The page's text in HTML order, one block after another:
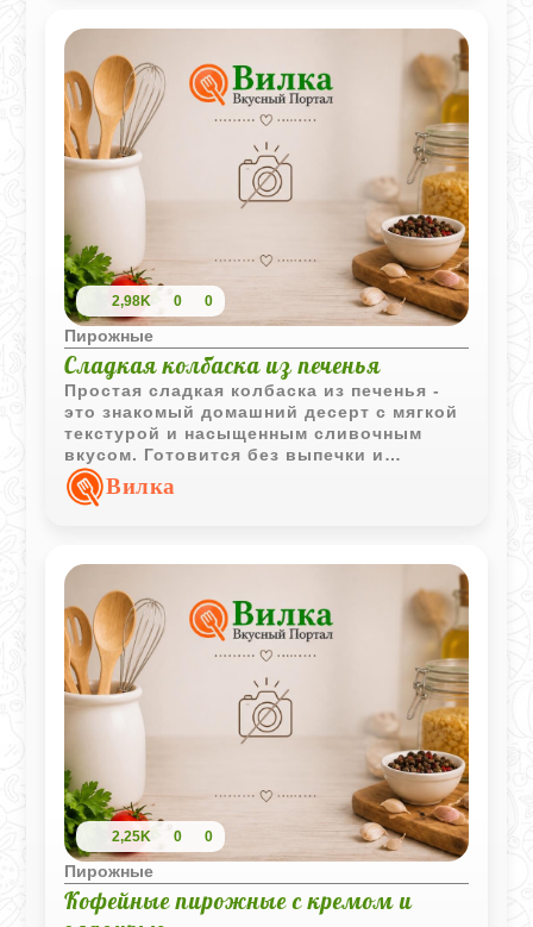
2,98K 0 0
Пирожные
Сладкая колбаска из печенья
Простая сладкая колбаска из печенья -
это знакомый домашний десерт с мягкой
текстурой и насыщенным сливочным
вкусом. Готовится без выпечки и
отлично подходит к чаю или кофе.
Вилка
2,25K 0 0
Пирожные
Кофейные пирожные с кремом и